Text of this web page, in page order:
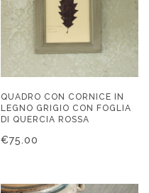
QUADRO CON CORNICE IN
LEGNO GRIGIO CON FOGLIA
DI QUERCIA ROSSA
€75.00